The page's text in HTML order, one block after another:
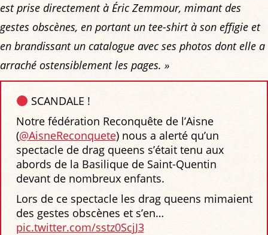
est prise directement à Éric Zemmour, mimant des
gestes obscènes, en portant un tee-shirt à son effigie et
en brandissant un catalogue avec ses photos dont elle a
arraché ostensiblement les pages. »
SCANDALE !
Notre fédération Reconquête de l’Aisne
(@AisneReconquete) nous a alerté qu’un
spectacle de drag queens s’était tenu aux
abords de la Basilique de Saint-Quentin
devant de nombreux enfants.
Lors de ce spectacle les drag queens mimaient
des gestes obscènes et s’en…
pic.twitter.com/sstz0ScjJ3